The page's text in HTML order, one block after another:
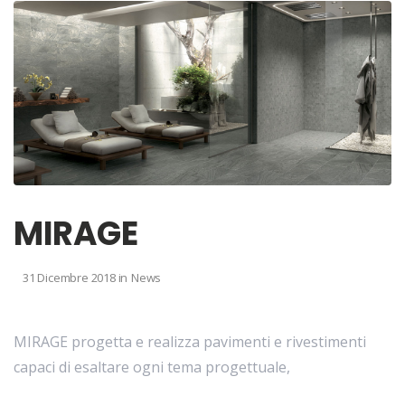
MIRAGE
31 Dicembre 2018 in News
MIRAGE progetta e realizza pavimenti e rivestimenti
capaci di esaltare ogni tema progettuale,